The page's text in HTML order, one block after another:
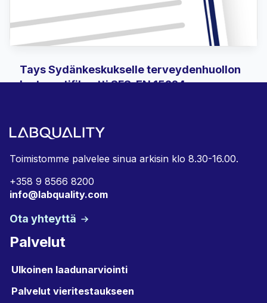
Tays Sydänkeskukselle terveydenhuollon
laatusertifikaatti SFS-EN 15224
laatustandardin, SFS-EN 15224, mukaisen...
Toimistomme palvelee sinua arkisin klo 8.30-16.00.
+358 9 8566 8200
info@labquality.com
Ota yhteyttä
Palvelut
Ulkoinen laadunarviointi
Palvelut vieritestaukseen